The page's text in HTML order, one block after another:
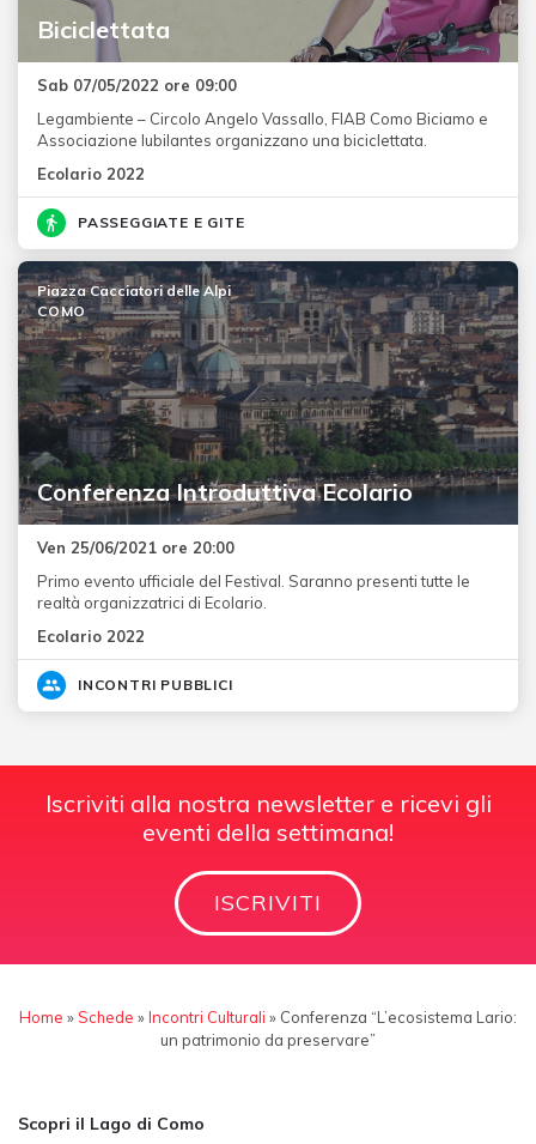
Biciclettata
Sab 07/05/2022 ore 09:00
Legambiente – Circolo Angelo Vassallo, FIAB Como Biciamo e
Associazione Iubilantes organizzano una biciclettata.
Ecolario 2022
PASSEGGIATE E GITE
Conferenza Introduttiva Ecolario
Piazza Cacciatori delle Alpi
COMO
Ven 25/06/2021 ore 20:00
Primo evento ufficiale del Festival. Saranno presenti tutte le
realtà organizzatrici di Ecolario.
Ecolario 2022
INCONTRI PUBBLICI
Iscriviti alla nostra newsletter e ricevi gli
eventi della settimana!
ISCRIVITI
Home »Schede »Incontri Culturali » Conferenza “L’ecosistema Lario:
un patrimonio da preservare”
Scopri il Lago di Como